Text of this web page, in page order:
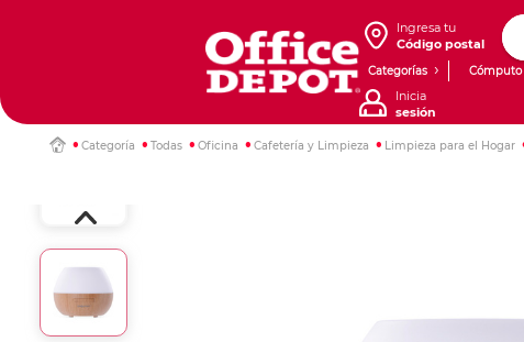
Ingresa tu
Código postal
Categorías Cómputo
Inicia
sesión
Categoría Todas Oficina Cafetería y Limpieza Limpieza para el Hogar